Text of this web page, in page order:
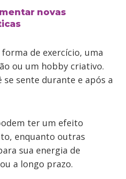
novas
de exercício, uma
ou um hobby criativo.
se sente durante e após a
ter um efeito
enquanto outras
sua energia de
a longo prazo.